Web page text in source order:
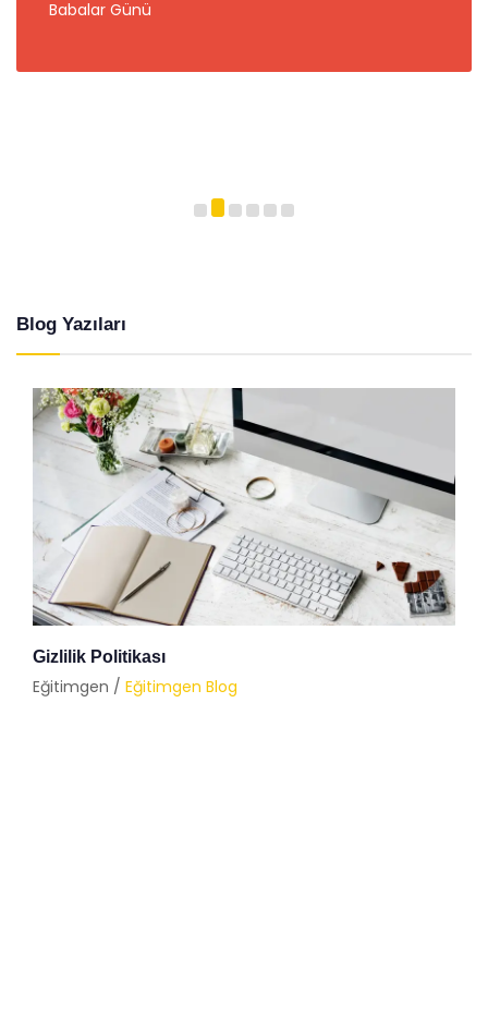
Babalar Günü
Blog Yazıları
Gizlilik Politikası
Eğitimgen / Eğitimgen Blog